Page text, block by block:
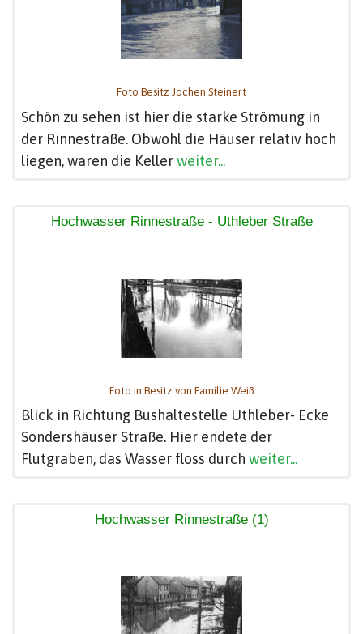
Foto Besitz Jochen Steinert
Schön zu sehen ist hier die starke Strömung in
der Rinnestraße. Obwohl die Häuser relativ hoch
liegen, waren die Kellerweiter...
Hochwasser Rinnestraße - Uthleber Straße
Foto in Besitz von Familie Weiß
Blick in Richtung Bushaltestelle Uthleber- Ecke
Sondershäuser Straße. Hier endete der
Flutgraben, das Wasser floss durch weiter...
Hochwasser Rinnestraße (1)